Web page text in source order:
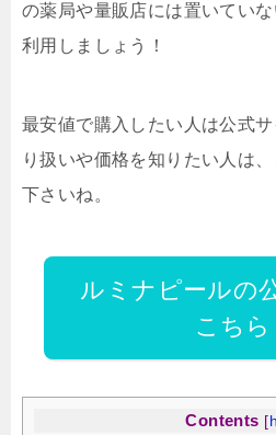
の薬局や量販店には置いてい
利用しましょう！
最安値で購入したい人は公式
り扱いや価格を知りたい人は
下さいね。
ルミナピールの
こちら
Contents [